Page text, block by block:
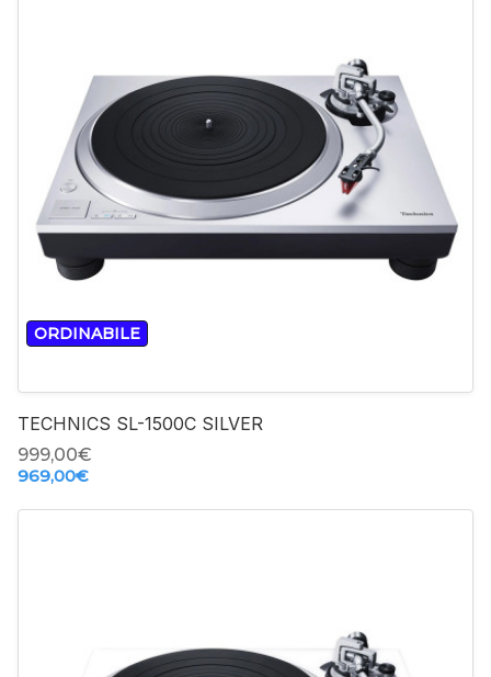
ORDINABILE
TECHNICS SL-1500C SILVER
999,00‎€
969,00‎€
-